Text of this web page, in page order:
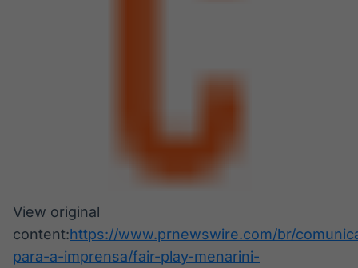
View original
content:https://www.prnewswire.com/br/
para-a-imprensa/fair-play-menarini-